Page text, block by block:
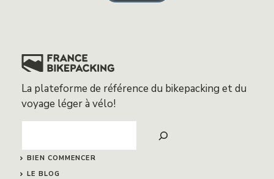
La plateforme de référence du bikepacking et du
voyage léger à vélo!
BIEN COMMENCER
LE BLOG